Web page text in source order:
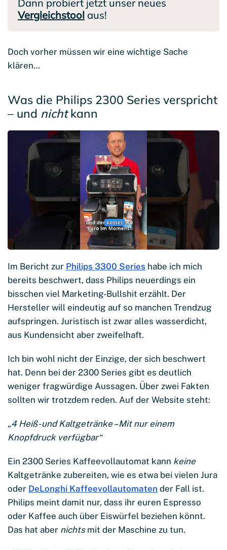
Dann probiert jetzt unser neues
Vergleichstool aus!
Doch vorher müssen wir eine wichtige Sache
klären…
Was die Philips 2300 Series verspricht
– und nichtkann
Im Bericht zur Philips 3300 Series habe ich mich
bereits beschwert, dass Philips neuerdings ein
bisschen viel Marketing-Bullshit erzählt. Der
Hersteller will eindeutig auf so manchen Trendzug
aufspringen. Juristisch ist zwar alles wasserdicht,
aus Kundensicht aber zweifelhaft.
Ich bin wohl nicht der Einzige, der sich beschwert
hat. Denn bei der 2300 Series gibt es deutlich
weniger fragwürdige Aussagen. Über zwei Fakten
sollten wir trotzdem reden. Auf der Website steht:
„4 Heiß- und Kaltgetränke – Mit nur einem
Knopfdruck verfügbar“
Ein 2300 Series Kaffeevollautomat kann keine
Kaltgetränke zubereiten, wie es etwa bei vielen Jura
oder DeLonghi Kaffeevollautomaten der Fall ist.
Philips meint damit nur, dass ihr euren Espresso
oder Kaffee auch über Eiswürfel beziehen könnt.
Das hat aber nichts mit der Maschine zu tun.